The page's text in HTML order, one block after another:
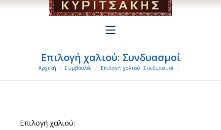
Επιλογή χαλιού: Συνδυασμοί
Αρχική / Συμβουλές / Επιλογή χαλιού: Συνδυασμοί /
Eπιλογή χαλιού: